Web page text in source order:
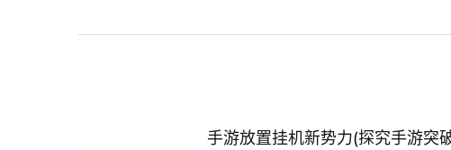
手游放置挂机新势力(探究手游突